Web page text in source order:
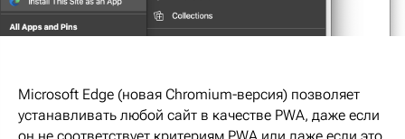
Microsoft Edge (новая Chromium-версия) позволяет
устанавливать любой сайт в качестве PWA, даже если